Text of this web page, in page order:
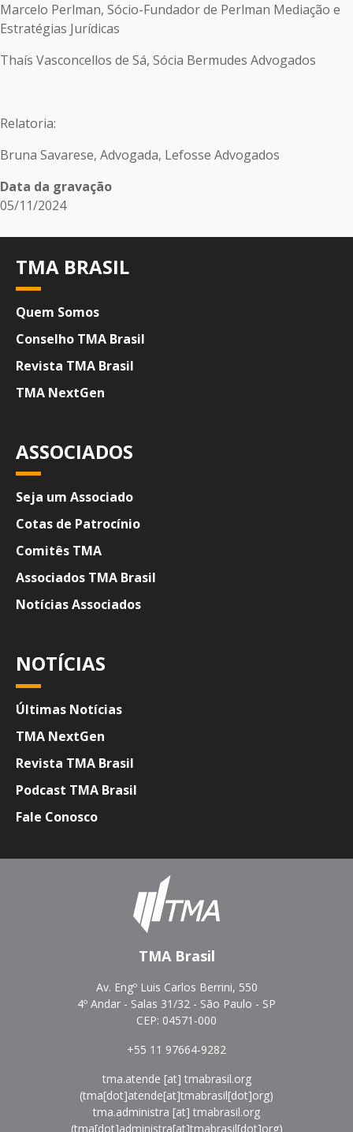
Marcelo Perlman, Sócio-Fundador de Perlman Mediação e
Estratégias Jurídicas
Thaís Vasconcellos de Sá, Sócia Bermudes Advogados
Relatoria:
Bruna Savarese, Advogada, Lefosse Advogados
Data da gravação
05/11/2024
TMA BRASIL
Quem Somos
Conselho TMA Brasil
Revista TMA Brasil
TMA NextGen
ASSOCIADOS
Seja um Associado
Cotas de Patrocínio
Comitês TMA
Associados TMA Brasil
Notícias Associados
NOTÍCIAS
Últimas Notícias
TMA NextGen
Revista TMA Brasil
Podcast TMA Brasil
Fale Conosco
TMA Brasil
Av. Engº Luis Carlos Berrini, 550
4º Andar - Salas 31/32 - São Paulo - SP
CEP: 04571-000
+55 11 97664-9282
tma.atende [at] tmabrasil.org
(tma[dot]atende[at]tmabrasil[dot]org)
tma.administra [at] tmabrasil.org
(tma[dot]administra[at]tmabrasil[dot]org)